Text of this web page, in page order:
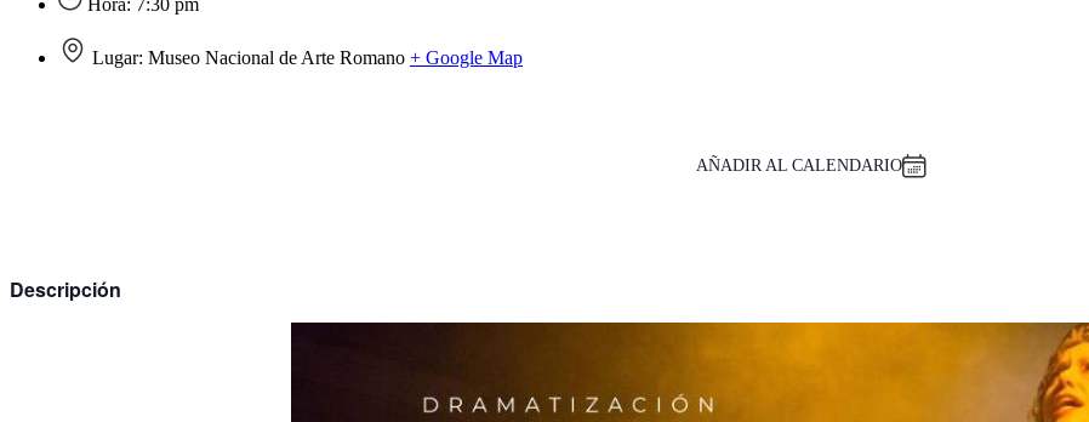
Lugar: Museo Nacional de Arte Romano + Google Map
AÑADIR AL CALENDARIO
Descripción